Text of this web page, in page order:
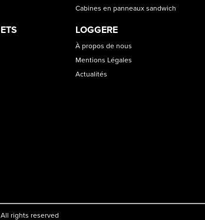
Cabines en panneaux sandwich
LOGGERE
À propos de nous
Mentions Légales
Actualités
rights reserved